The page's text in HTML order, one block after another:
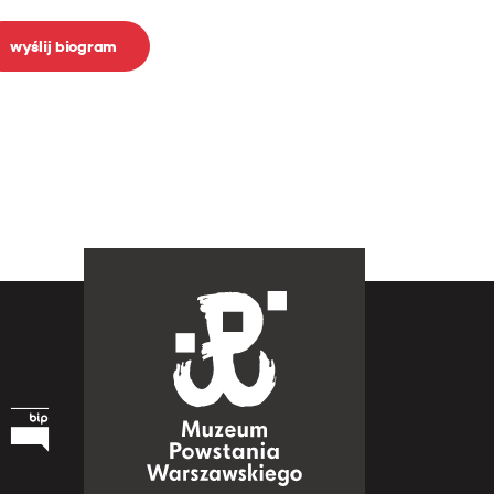
wyślij biogram